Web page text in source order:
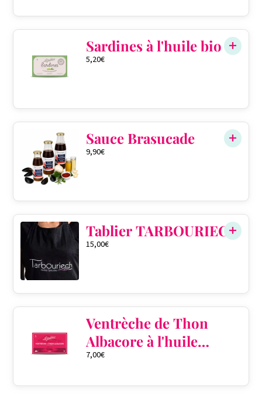
Sardines à l'huile bio
5,20€
Sauce Brasucade
9,90€
Tablier TARBOURIECH
15,00€
Ventrèche de Thon
Albacore à l'huile
d'olive
7,00€